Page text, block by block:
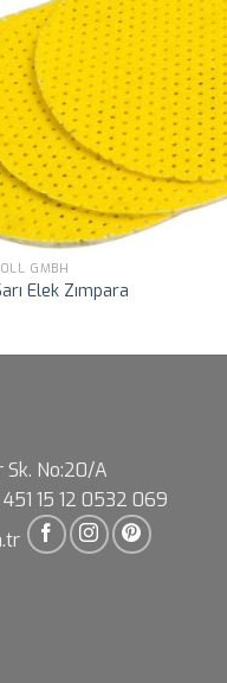
GMBH
Elek Zımpara
No:20/A
15 12 0532 069